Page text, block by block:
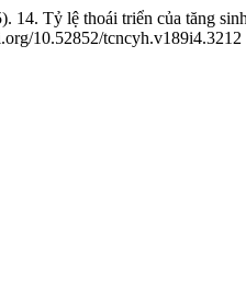
14. Tỷ lệ thoái triển của tăng
10.52852/tcncyh.v189i4.3212